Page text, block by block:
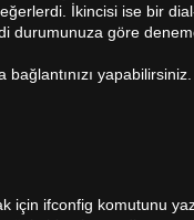
İkincisi ise bir
durumunuza göre
yapabilirsiniz.
için ifconfig komutunu